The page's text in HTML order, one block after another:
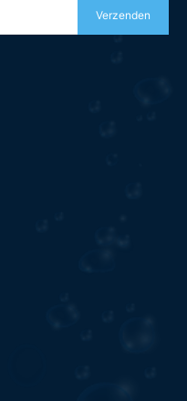
Verzenden